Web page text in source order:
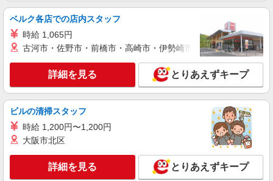
株式会社HITOWA フードサービスカンパニー
福祉施設での調理員【アルバイト・パート】
変動します。 ※AP評価制度：あり 年1回の評価
により時給を見直します。 ※アルバイト賞与（寸
志）：あり 年2回。勤続年数により金額UP。
イリーゼ蒲田・悠生苑 （東京都大田区北糀谷
2-15-21）
キープ 詳細を見る
正社員
株式会社HITOWA フードサービスカンパニー
月給27万円〜30万円 ※給与は経験や前職給与
に応じて決定します。 賞与年2回
ベルク各店での店内スタッフ
時給 1,065円
古河市・佐野市・前橋市・高崎市・伊勢崎市・太田市・館林市
詳細を見る とりあえずキープ
ビルの清掃スタッフ
時給 1,200円〜1,200円
大阪市北区
詳細を見る とりあえずキープ